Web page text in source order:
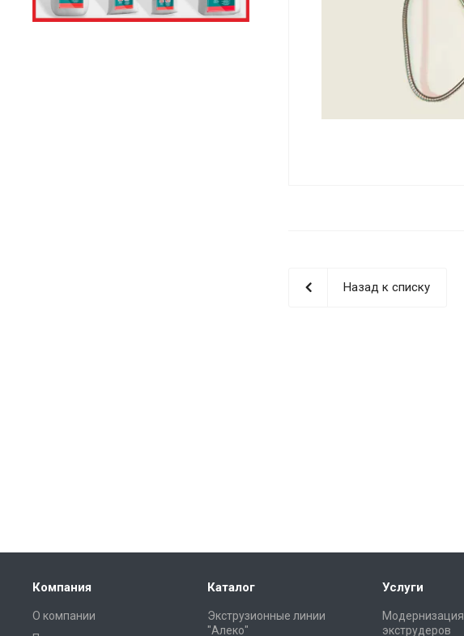
Назад к списку
Компания
О компании
Каталог
Экструзионные линии
"Алеко"
Услуги
Модернизация
экструдеров